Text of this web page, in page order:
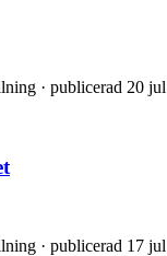
· publicerad 20 jul
· publicerad 17 jul